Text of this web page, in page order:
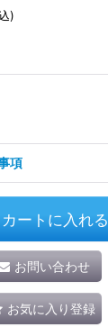
)
項
カートに入れる
お問い合わせ
お気に入り登録